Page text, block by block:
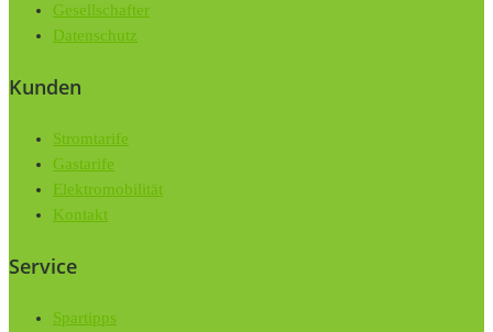
Gesellschafter
Datenschutz
Kunden
Stromtarife
Gastarife
Elektromobilität
Kontakt
Service
Spartipps